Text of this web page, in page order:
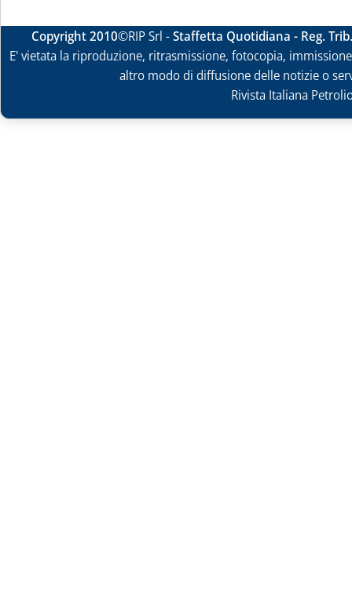
Copyright 2010©RIP Srl -Staffetta Quotidiana - Reg.
E' vietata la riproduzione, ritrasmissione, fotocopia,
altro modo di diffusione delle notizie o
Rivista Italiana